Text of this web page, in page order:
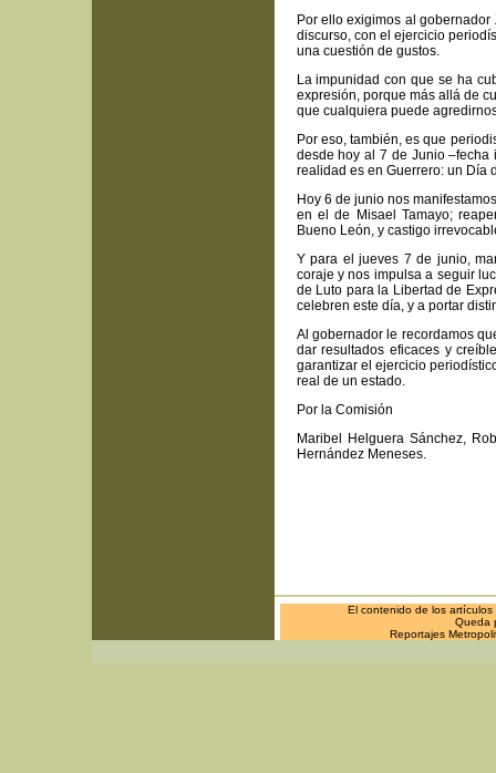
Por ello exigimos al
discurso, con el ejercicio
una cuestión de gustos.
La impunidad con que se ha
expresión, porque más allá de
que cualquiera puede
Por eso, también, es que
desde hoy al 7 de Junio
realidad es en Guerrero: un Día
Hoy 6 de junio nos
en el de Misael Tamayo;
Bueno León, y castigo
Y para el jueves 7 de junio,
coraje y nos impulsa a seguir
de Luto para la Libertad de
celebren este día, y a portar
Al gobernador le recordamos
dar resultados eficaces y
garantizar el ejercicio
real de un estado.
Por la Comisión
Maribel Helguera Sánchez,
Hernández Meneses.
El contenido de los
Queda
Reportajes